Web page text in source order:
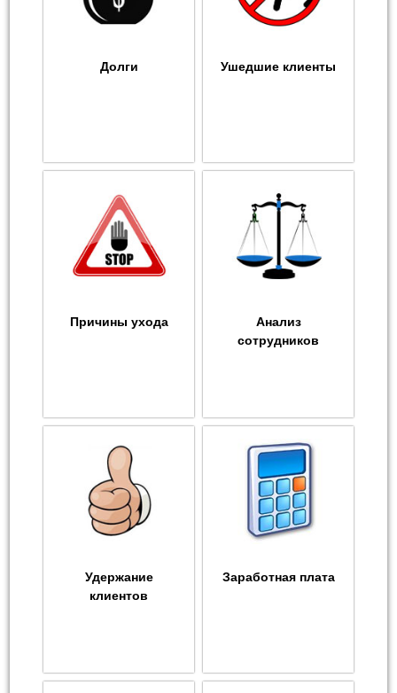
Долги Ушедшие клиенты
Причины ухода
Анализ
сотрудников
Удержание
клиентов
Заработная плата